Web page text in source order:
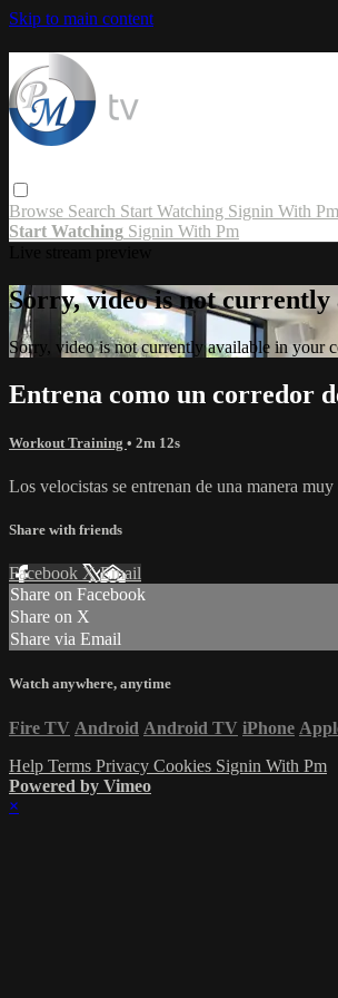
Skip to main content
Browse Search Start Watching Signin With Pm
Start Watching Signin With Pm
Sorry, video is not
Sorry, video is not currently available in your
Entrena como un corredor
Workout Training • 2m 12s
Los velocistas se entrenan de una manera
Share with friends
Facebook XEmail
Share on Facebook
Share on X
Share via Email
Watch anywhere, anytime
Fire TV Android Android TV iPhone
Help Terms Privacy Cookies Signin With Pm
Powered by Vimeo
×